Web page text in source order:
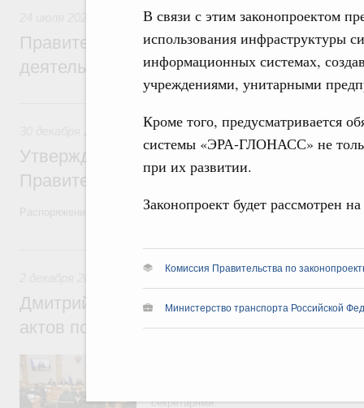
В связи с этим законопроектом
использования
информационных системах,
учреждениями, унитарными
Кроме того, предусматривается
системы «ЭРА-ГЛОНАСС» не
при их развитии.
Законопроект будет рассмотрен
Комиссия Правительства по
Министерство транспорта Российской
Правовые вопросы работы Правительства
Правительство повышает качество
деятельности
Правовые вопросы работы
Утверждён план законопроектной
Правительства на 2023 год
Распоряжение от 23 декабря 2022 года №4112-р
2 декабря 2022, пятница
Правовые вопросы работы
Дмитрий Григоренко: Проблема
актов полностью решена
секретарями.